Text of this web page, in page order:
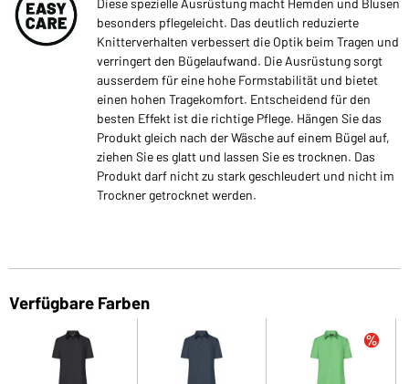
besonders pflegeleicht. Das deutlich reduzierte
Knitterverhalten verbessert die Optik beim Tragen und
verringert den Bügelaufwand. Die Ausrüstung sorgt
ausserdem für eine hohe Formstabilität und bietet
einen hohen Tragekomfort. Entscheidend für den
besten Effekt ist die richtige Pflege. Hängen Sie das
Produkt gleich nach der Wäsche auf einem Bügel auf,
ziehen Sie es glatt und lassen Sie es trocknen. Das
Produkt darf nicht zu stark geschleudert und nicht im
Trockner getrocknet werden.
Verfügbare Farben